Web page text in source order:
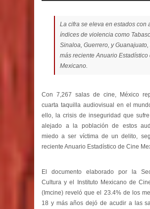
La cifra se eleva en estados con
índices de violencia como
Sinaloa, Guerrero, y
más reciente Anuario Estadístico
Mexicano.
Con 7,267 salas de cine, México
cuarta taquilla audiovisual en el
ello, la crisis de inseguridad que
alejado a la población de estos
miedo a ser víctima de un delito,
reciente Anuario Estadístico de Cine
El documento elaborado por la
Cultura y el Instituto Mexicano de
(Imcine) reveló que el 23.4% de los
18 y más años dejó de acudir a las